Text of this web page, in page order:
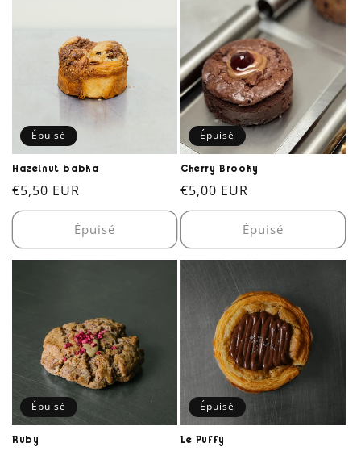
Épuisé
Hazelnut babka
Prix
habituel
€5,50 EUR
Épuisé
Épuisé
Cherry Brooky
Prix
habituel
€5,00 EUR
Épuisé
Épuisé
Ruby
Épuisé
Le Puffy